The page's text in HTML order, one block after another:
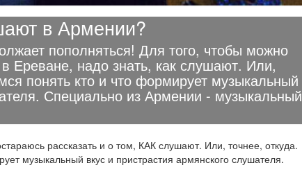
в Армении?
пополняться! Для того, чтобы можно
Ереване, надо знать, как слушают. Или,
понять кто и что формирует музыкальный
Специально из Армении - музыкальный
рассказать и о том, КАК слушают. Или, точнее, откуда.
музыкальный вкус и пристрастия армянского слушателя.